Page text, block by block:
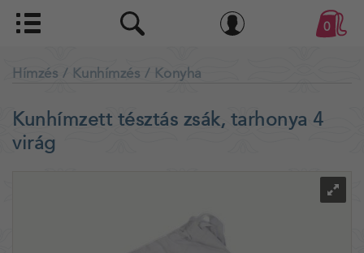
0
Hímzés / Kunhímzés / Konyha
Kunhímzett tésztás zsák, tarhonya 4
virág